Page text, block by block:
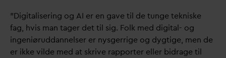
”Digitalisering og AI er en gave til de tunge tekniske
fag, hvis man tager det til sig. Folk med digital- og
ingeniøruddannelser er nysgerrige og dygtige, men de
er ikke vilde med at skrive rapporter eller bidrage til